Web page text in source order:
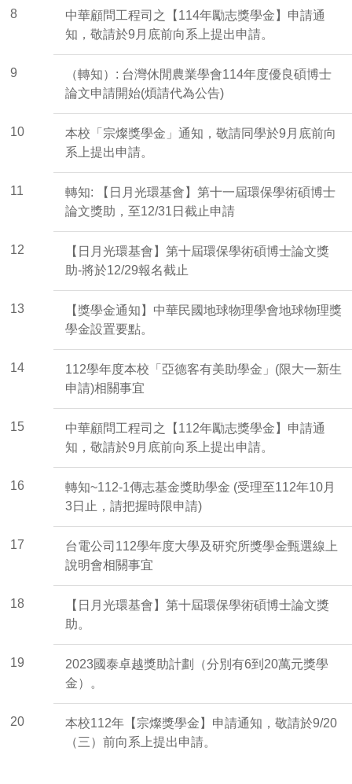
8
中華顧問工程司之【114年勵志獎學金】申請通
知，敬請於9月底前向系上提出申請。
9
（轉知）: 台灣休閒農業學會114年度優良碩博士
論文申請開始(煩請代為公告)
10
本校「宗燦獎學金」通知，敬請同學於9月底前向
系上提出申請。
11
轉知: 【日月光環基會】第十一屆環保學術碩博士
論文獎助，至12/31日截止申請
12
【日月光環基會】第十屆環保學術碩博士論文獎
助-將於12/29報名截止
13
【獎學金通知】中華民國地球物理學會地球物理獎
學金設置要點。
14
112學年度本校「亞德客有美助學金」(限大一新生
申請)相關事宜
15
中華顧問工程司之【112年勵志獎學金】申請通
知，敬請於9月底前向系上提出申請。
16
轉知~112-1傳志基金獎助學金 (受理至112年10月
3日止，請把握時限申請)
17
台電公司112學年度大學及研究所獎學金甄選線上
說明會相關事宜
18
【日月光環基會】第十屆環保學術碩博士論文獎
助。
19
2023國泰卓越獎助計劃（分別有6到20萬元獎學
金）。
20
本校112年【宗燦獎學金】申請通知，敬請於9/20
（三）前向系上提出申請。